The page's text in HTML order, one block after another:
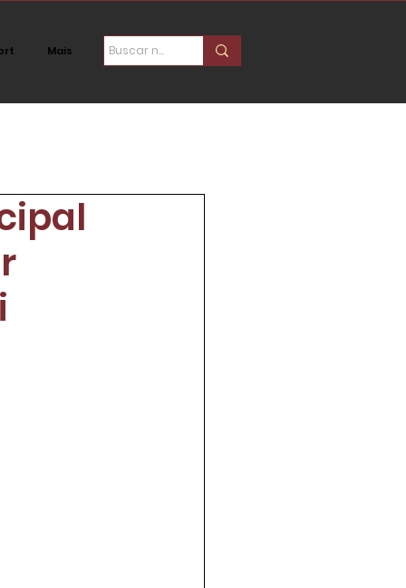
Mais